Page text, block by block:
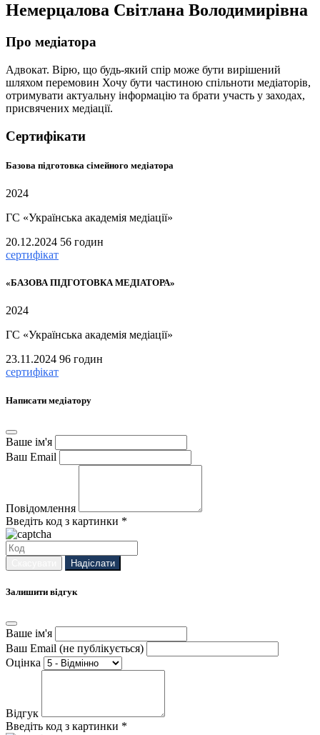
Немерцалова Світлана Володимирівна
Про медіатора
Адвокат. Вірю, що будь-який спір може бути вирішений
шляхом перемовин Хочу бути частиною спільноти медіаторів,
отримувати актуальну інформацію та брати участь у заходах,
присвячених медіації.
Сертифікати
Базова підготовка сімейного медіатора
2024
ГС «Українська академія медіації»
20.12.2024 56 годин
сертифікат
«БАЗОВА ПІДГОТОВКА МЕДІАТОРА»
2024
ГС «Українська академія медіації»
23.11.2024 96 годин
сертифікат
Написати медіатору
Ваше ім'я
Ваш Email
Повідомлення
Введіть код з картинки *
Надіслати
Залишити відгук
Ваше ім'я
Ваш Email (не публікується)
Оцінка
Відгук
Введіть код з картинки *